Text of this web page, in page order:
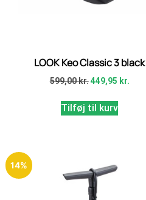
LOOK Keo Classic 3 black
599,00kr. 449,95 kr.
Tilføj til kurv
14%